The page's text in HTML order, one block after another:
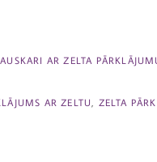
,AUSKARI AR ZELTA
AR ZELTU ZELTA